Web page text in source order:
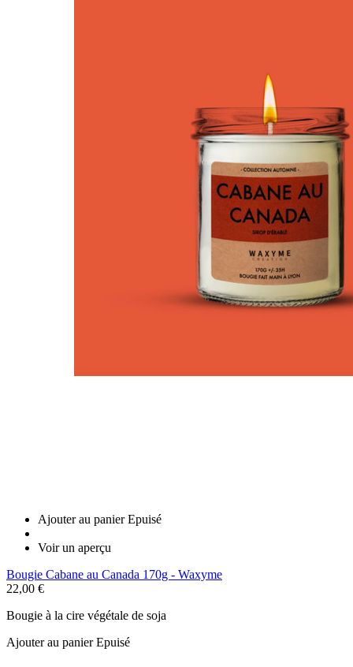
Ajouter au panier Epuisé
Voir un aperçu
Bougie Cabane au Canada 170g - Waxyme
22,00 €
Bougie à la cire végétale de soja
Ajouter au panierEpuisé